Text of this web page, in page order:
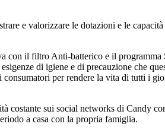
e valorizzare le dotazioni e le
con il filtro Anti-batterico e il
di igiene e di precauzione che
per rendere la vita di tutti i
costante sui social networks di Candy
a casa con la propria famiglia.